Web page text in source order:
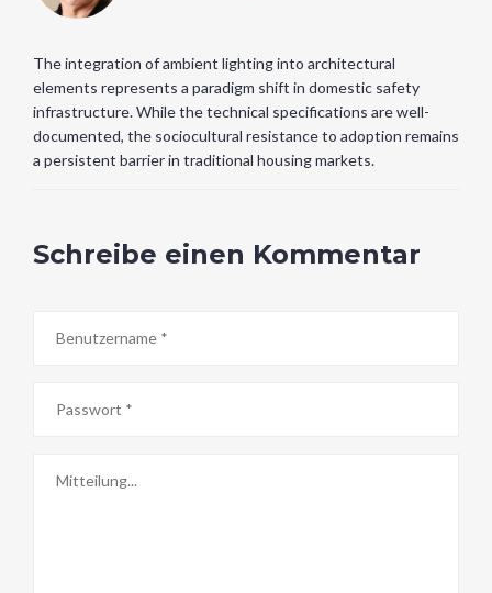
The integration of ambient lighting into architectural
elements represents a paradigm shift in domestic safety
infrastructure. While the technical specifications are well-
documented, the sociocultural resistance to adoption remains
a persistent barrier in traditional housing markets.
Schreibe einen Kommentar